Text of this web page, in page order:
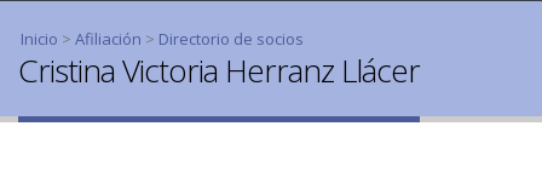
Se encuentra usted aquí
Inicio > Afiliación > Directorio de socios
Cristina Victoria Herranz Llácer